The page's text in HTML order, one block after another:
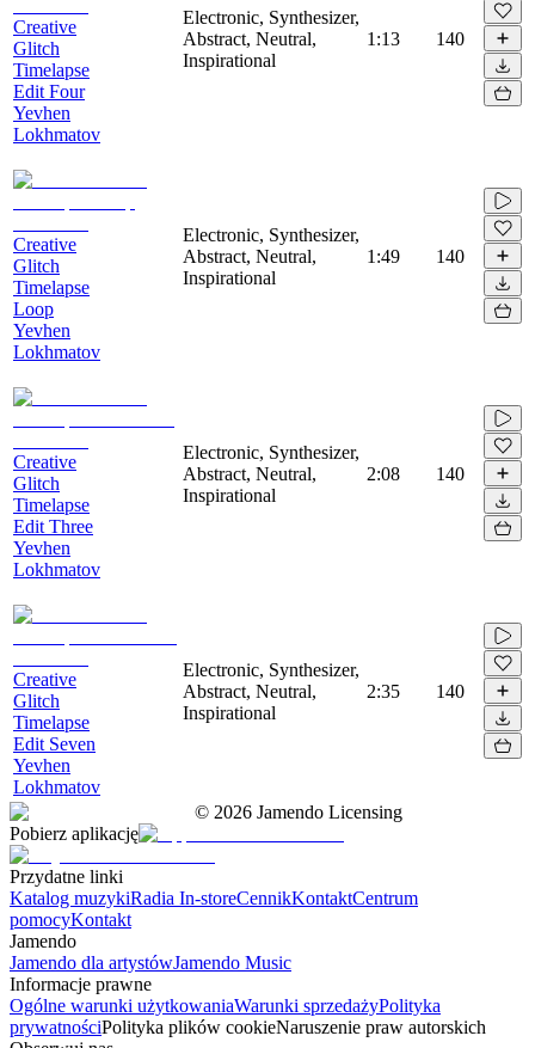
Creative
Glitch
Timelapse
Edit Four
Yevhen
Lokhmatov
Electronic, Synthesizer,
Abstract, Neutral,
Inspirational
1:13 140
Creative
Glitch
Timelapse
Loop
Yevhen
Lokhmatov
Electronic, Synthesizer,
Abstract, Neutral,
Inspirational
1:49 140
Creative
Glitch
Timelapse
Edit Three
Yevhen
Lokhmatov
Electronic, Synthesizer,
Abstract, Neutral,
Inspirational
2:08 140
Creative
Glitch
Timelapse
Edit Seven
Yevhen
Lokhmatov
Electronic, Synthesizer,
Abstract, Neutral,
Inspirational
2:35 140
© 2026 Jamendo Licensing
Pobierz aplikację
Przydatne linki
Katalog muzykiRadia In-storeCennikKontaktCentrum
pomocyKontakt
Jamendo
Jamendo dla artystówJamendo Music
Informacje prawne
Ogólne warunki użytkowaniaWarunki sprzedażyPolityka
prywatnościPolityka plików cookieNaruszenie praw autorskich